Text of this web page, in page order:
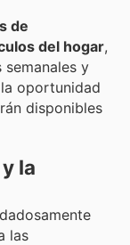
de
del hogar,
y
oportunidad
disponibles
la
las